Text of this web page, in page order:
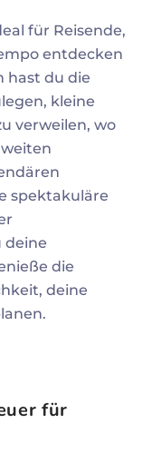
für Reisende,
entdecken
hast du die
kleine
verweilen, wo
spektakuläre
deine
die
deine
für